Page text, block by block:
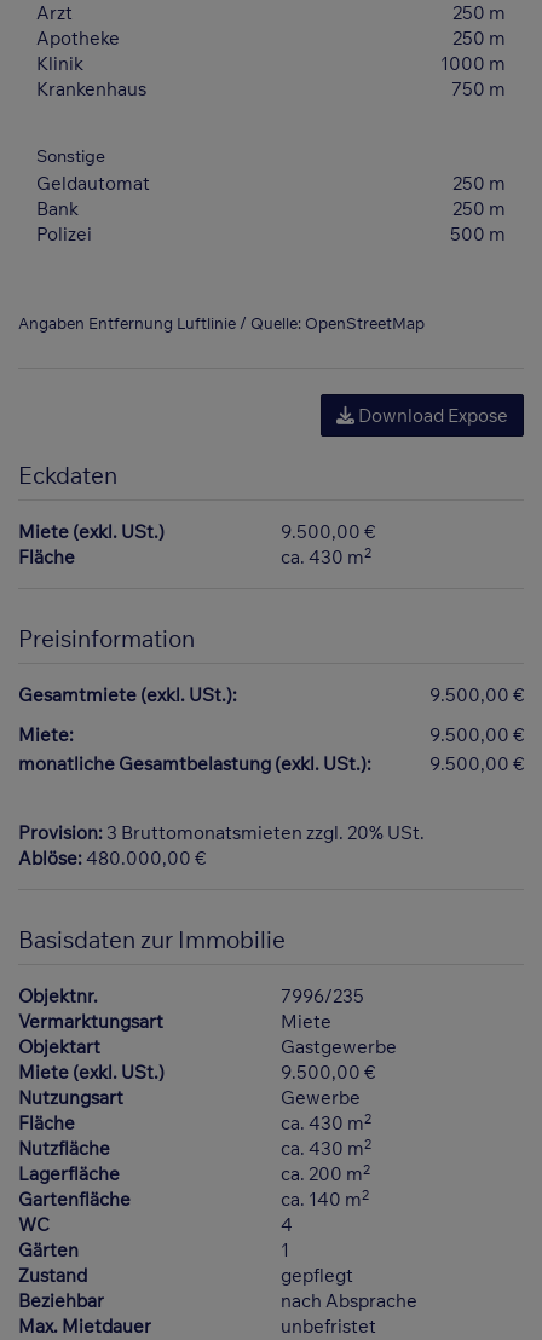
Arzt
250 m
Apotheke
250 m
Klinik
1000 m
Krankenhaus
750 m
Sonstige
Geldautomat
250 m
Bank
250 m
Polizei
500 m
Angaben Entfernung Luftlinie / Quelle: OpenStreetMap
Download Expose
Eckdaten
Miete (exkl. USt.)
9.500,00 €
Fläche
ca. 430 m2
Preisinformation
Gesamtmiete (exkl. USt.):
9.500,00 €
Miete:
9.500,00 €
monatliche Gesamtbelastung (exkl. USt.):
9.500,00 €
Provision: 3 Bruttomonatsmieten zzgl. 20% USt.
Ablöse:480.000,00 €
Basisdaten zur Immobilie
Objektnr.
7996/235
Vermarktungsart
Miete
Objektart
Gastgewerbe
Miete (exkl. USt.)
9.500,00 €
Nutzungsart
Gewerbe
Fläche
ca. 430 m2
Nutzfläche ca. 430 m2
Lagerfläche ca. 200 m2
Gartenfläche ca. 140 m2
WC
4
Gärten
1
Zustand
gepflegt
Beziehbar
nach Absprache
Max. Mietdauer
unbefristet